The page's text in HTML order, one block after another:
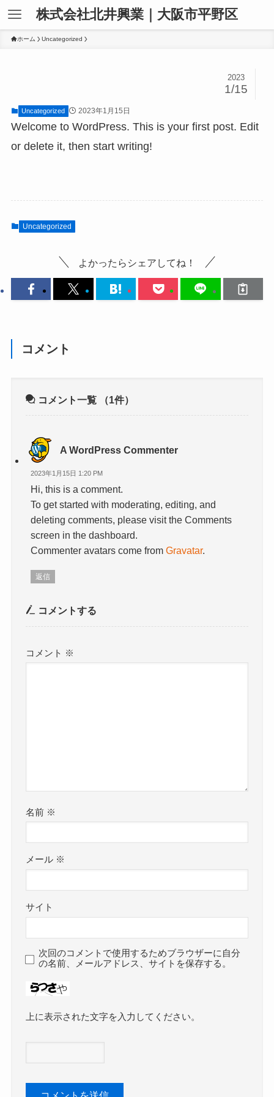
株式会社北井興業｜大阪市平野区
ホーム Uncategorized
2023
1/15
Uncategorized 2023年1月15日
Welcome to WordPress. This is your first post. Edit
or delete it, then start writing!
Uncategorized
よかったらシェアしてね！
コメント
コメント一覧 （1件）
A WordPress Commenter
2023年1月15日 1:20 PM
Hi, this is a comment.
To get started with moderating, editing, and
deleting comments, please visit the Comments
screen in the dashboard.
Commenter avatars come fromGravatar.
返信
コメントする
コメント ※
名前 ※
メール ※
サイト
次回のコメントで使用するためブラウザーに自分
の名前、メールアドレス、サイトを保存する。
上に表示された文字を入力してください。